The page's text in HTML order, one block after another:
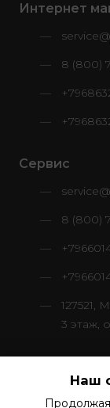
Интернет
8 (800)
Сервис
8 (800)
127521,
3 этаж,
Наш
Продолжая